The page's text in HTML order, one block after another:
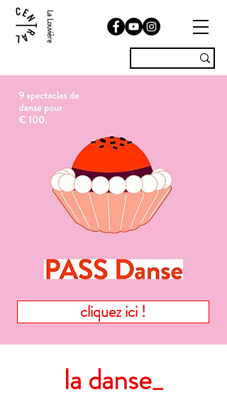
La Louvière
cliquez ici !
la danse_